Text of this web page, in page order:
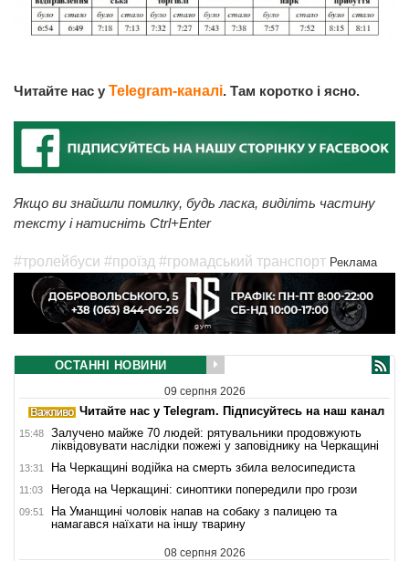
Читайте нас у Telegram-каналі. Там коротко і ясно.
Якщо ви знайшли помилку, будь ласка, виділіть частину
тексту і натисніть Ctrl+Enter
#тролейбуси #проїзд #громадський транспорт Реклама
ОСТАННІ НОВИНИ
09 серпня 2026
Читайте нас у Telegram. Підписуйтесь на наш канал
15:48
Залучено майже 70 людей: рятувальники продовжують
ліквідовувати наслідки пожежі у заповіднику на Черкащині
13:31 На Черкащині водійка на смерть збила велосипедиста
11:03 Негода на Черкащині: синоптики попередили про грози
09:51
На Уманщині чоловік напав на собаку з палицею та
намагався наїхати на іншу тварину
08 серпня 2026